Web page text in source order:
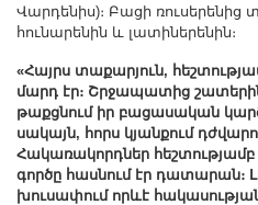
Scientists of the Diaspora
Young Scientist Tribune
Our Honored Figures
Announcements
Sitemap
Search
Վարդենիս)։ Բացի
հունարենին և լատիներենին։
«Հայրս տաքարյուն,
մարդ էր։ Շրջապատից
թաքցնում իր բացասական
սակայն, հորս կյանքում
Հակառակորդներ
գործը հասնում էր դատարան։
խուսափում որևէ